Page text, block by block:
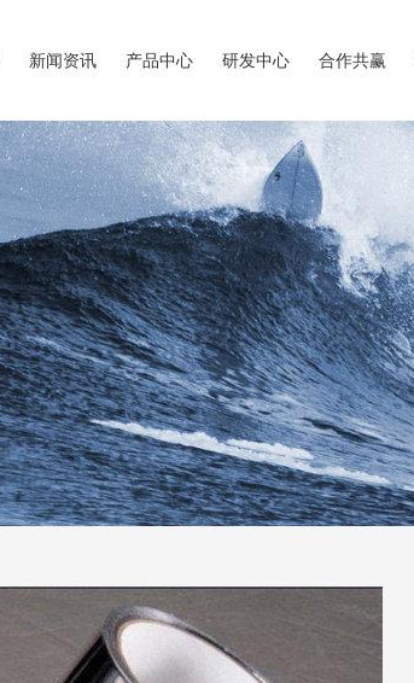
新闻资讯 产品中心 研发中心 合作共赢